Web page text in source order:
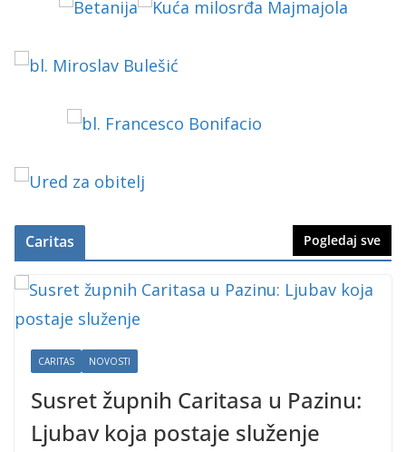
Caritas Pogledaj sve
CARITAS NOVOSTI
Susret župnih Caritasa u Pazinu:
Ljubav koja postaje služenje